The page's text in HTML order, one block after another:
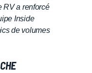
RV a renforcé
Inside
de volumes